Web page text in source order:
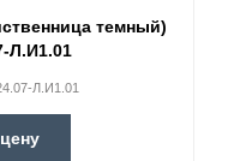
темный)
Л.И1.01
Л.И1.01